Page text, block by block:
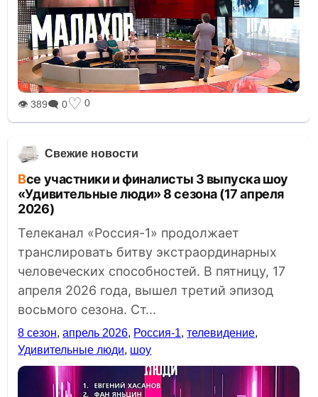
👁 389🗨 0♡ 0
Свежие новости
Все участники и финалисты 3 выпуска шоу
«Удивительные люди» 8 сезона (17 апреля
2026)
Телеканал «Россия-1» продолжает
транслировать битву экстраординарных
человеческих способностей. В пятницу, 17
апреля 2026 года, вышел третий эпизод
восьмого сезона. Ст...
8 сезон,апрель 2026, Россия-1,телевидение,
Удивительные люди, шоу